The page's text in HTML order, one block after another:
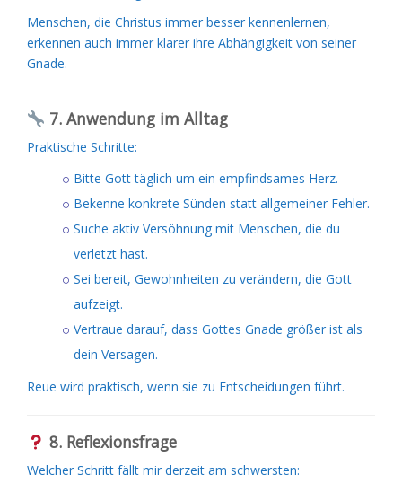
Menschen, die Christus immer besser kennenlernen,
erkennen auch immer klarer ihre Abhängigkeit von seiner
Gnade.
7. Anwendung im Alltag
Praktische Schritte:
Bitte Gott täglich um ein empfindsames Herz.
Bekenne konkrete Sünden statt allgemeiner Fehler.
Suche aktiv Versöhnung mit Menschen, die du
verletzt hast.
Sei bereit, Gewohnheiten zu verändern, die Gott
aufzeigt.
Vertraue darauf, dass Gottes Gnade größer ist als
dein Versagen.
Reue wird praktisch, wenn sie zu Entscheidungen führt.
8. Reflexionsfrage
Welcher Schritt fällt mir derzeit am schwersten: